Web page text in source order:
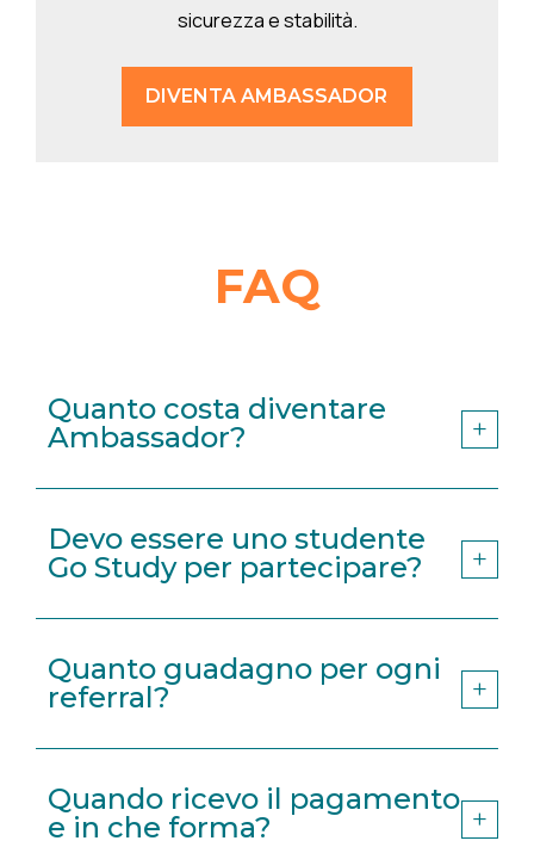
sicurezza e stabilità.
DIVENTA AMBASSADOR
FAQ
Quanto costa diventare
Ambassador?
Devo essere uno studente
Go Study per partecipare?
Quanto guadagno per ogni
referral?
Quando ricevo il pagamento
e in che forma?